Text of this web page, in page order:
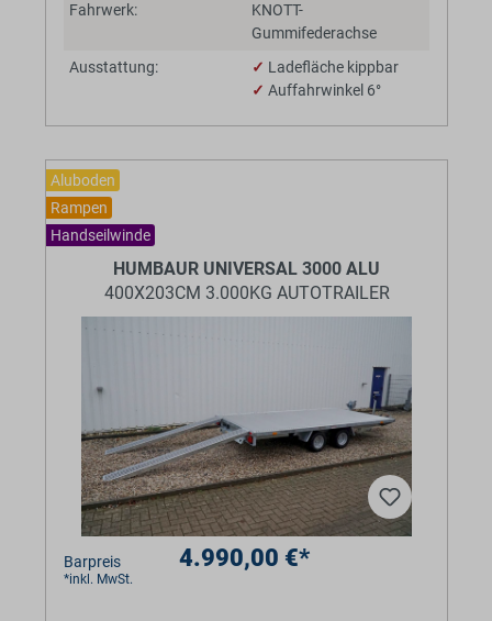
Fahrwerk:
KNOTT-
Gummifederachse
Ausstattung:
✓ Ladefläche kippbar
✓ Auffahrwinkel 6°
Aluboden
Rampen
Handseilwinde
HUMBAUR UNIVERSAL 3000 ALU
400X203CM 3.000KG AUTOTRAILER
Barpreis 4.990,00 €*
*inkl. MwSt.